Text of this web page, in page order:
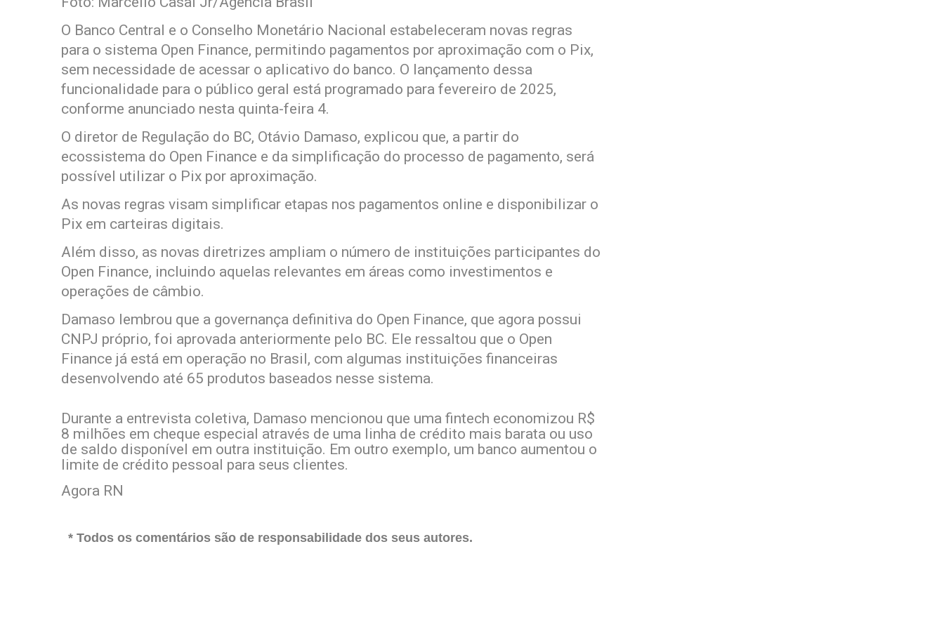
O Banco Central e o Conselho Monetário Nacional estabeleceram novas regras
para o sistema Open Finance, permitindo pagamentos por aproximação com o Pix,
sem necessidade de acessar o aplicativo do banco. O lançamento dessa
funcionalidade para o público geral está programado para fevereiro de 2025,
conforme anunciado nesta quinta-feira 4.
O diretor de Regulação do BC, Otávio Damaso, explicou que, a partir do
ecossistema do Open Finance e da simplificação do processo de pagamento, será
possível utilizar o Pix por aproximação.
As novas regras visam simplificar etapas nos pagamentos online e disponibilizar o
Pix em carteiras digitais.
Além disso, as novas diretrizes ampliam o número de instituições participantes do
Open Finance, incluindo aquelas relevantes em áreas como investimentos e
operações de câmbio.
Damaso lembrou que a governança definitiva do Open Finance, que agora possui
CNPJ próprio, foi aprovada anteriormente pelo BC. Ele ressaltou que o Open
Finance já está em operação no Brasil, com algumas instituições financeiras
desenvolvendo até 65 produtos baseados nesse sistema.
Durante a entrevista coletiva, Damaso mencionou que uma fintech economizou R$
8 milhões em cheque especial através de uma linha de crédito mais barata ou uso
de saldo disponível em outra instituição. Em outro exemplo, um banco aumentou o
limite de crédito pessoal para seus clientes.
Agora RN
* Todos os comentários são de responsabilidade dos seus autores.